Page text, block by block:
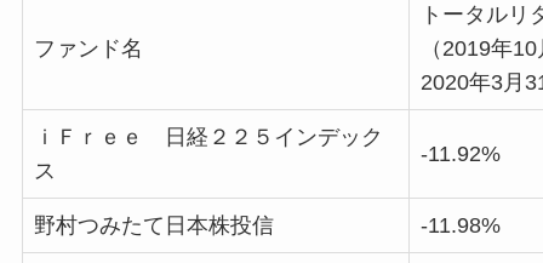
ファンド名
トータルリ
（2019年
2020年3月
ｉＦｒｅｅ 日経２２５インデック
ス
-11.92%
野村つみたて日本株投信 -11.98%